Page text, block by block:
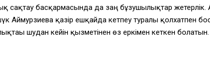
сақтау басқармасында да заң бұзушылықтар
Аймурзиева қазір ешқайда кетпеу туралы қолхатпен
шудан кейін қызметінен өз еркімен кеткен болатын.